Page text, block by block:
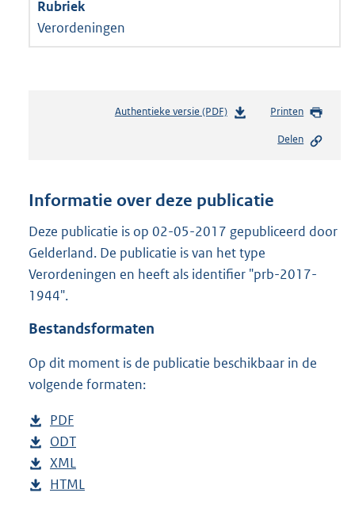
Verordeningen
Authentieke versie (PDF)b
n
s
r
o
:
Printen
Delen
Informatie over deze publicatie
Deze publicatie is op 02-05-2017 gepubliceerd door
Gelderland. De publicatie is van het type
Verordeningen en heeft als identifier "prb-2017-
1944".
Bestandsformaten
Op dit moment is de publicatie beschikbaar in de
volgende formaten:
D
o
w
n
PDF
e
s
t
D
o
w
ODT
s
D
o
XML
e
D
HTML